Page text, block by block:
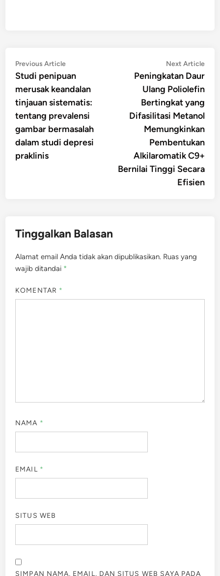
Navigasi
pos
Previous ArticlePrevious
article:
Studi penipuan
merusak keandalan
tinjauan sistematis:
tentang prevalensi
gambar bermasalah
dalam studi depresi
praklinis
Next Article
Peningkatan Daur
Ulang Poliolefin
Bertingkat yang
Difasilitasi Metanol
Memungkinkan
Pembentukan
Alkilaromatik C9+
Bernilai Tinggi Secara
Efisien
Tinggalkan Balasan
Alamat email Anda tidak akan dipublikasikan. Ruas yang
wajib ditandai *
KOMENTAR *
NAMA *
EMAIL *
SITUS WEB
SIMPAN NAMA, EMAIL, DAN SITUS WEB SAYA PADA